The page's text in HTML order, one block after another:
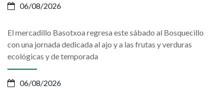
06/08/2026
El mercadillo Basotxoa regresa este sábado al Bosquecillo
con una jornada dedicada al ajo y a las frutas y verduras
ecológicas y de temporada
06/08/2026